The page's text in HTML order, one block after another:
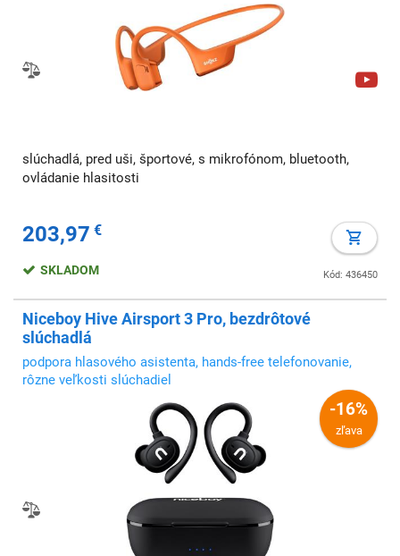
slúchadlá, pred uši, športové, s mikrofónom, bluetooth,
ovládanie hlasitosti
203,97 €
Kód: 436450
SKLADOM
Niceboy Hive Airsport 3 Pro, bezdrôtové
slúchadlá
podpora hlasového asistenta, hands-free telefonovanie,
rôzne veľkosti slúchadiel
-16%
zľava